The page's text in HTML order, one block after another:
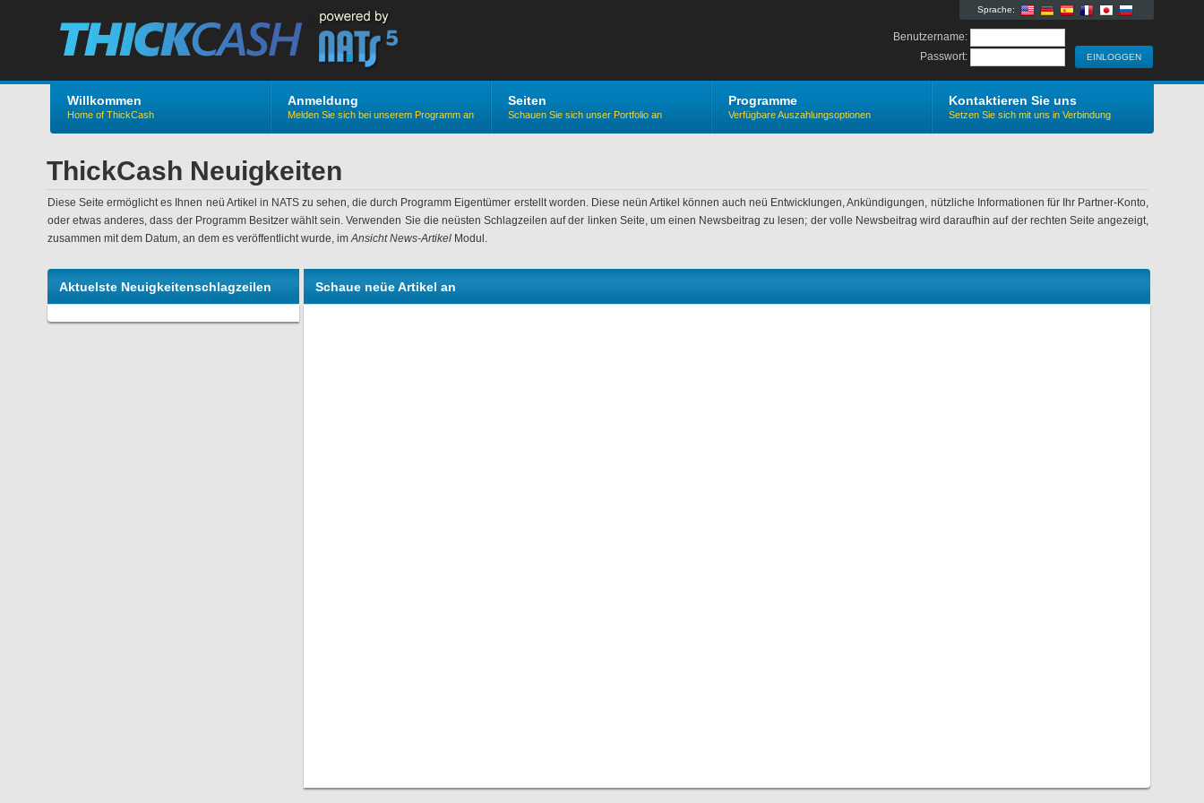
Sprache:
Benutzername:
Passwort:
Willkommen
Home of ThickCash
Anmeldung
Melden Sie sich bei unserem Programm an
Seiten
Schauen Sie sich unser Portfolio an
Programme
Verfügbare Auszahlungsoptionen
Kontaktieren Sie uns
Setzen Sie sich mit uns in Verbindung
ThickCash Neuigkeiten
Diese Seite ermöglicht es Ihnen neü Artikel in NATS zu sehen, die durch Programm Eigentümer erstellt worden. Diese neün Artikel können auch neü Entwicklungen, Ankündigungen, nützliche Informationen für Ihr Partner-Konto,
oder etwas anderes, dass der Programm Besitzer wählt sein. Verwenden Sie die neüsten Schlagzeilen auf der linken Seite, um einen Newsbeitrag zu lesen; der volle Newsbeitrag wird daraufhin auf der rechten Seite angezeigt,
zusammen mit dem Datum, an dem es veröffentlicht wurde, imAnsicht News-Artikel Modul.
Aktuelste Neuigkeitenschlagzeilen Schaue neüe Artikel an